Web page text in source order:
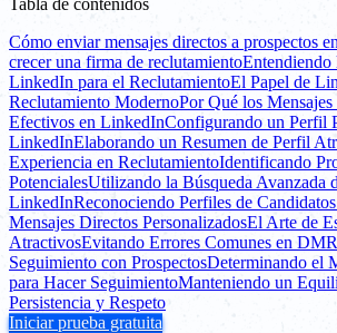
Cómo enviar mensajes directos a prospectos
crecer una firma de reclutamientoEntendiendo
LinkedIn para el ReclutamientoEl Papel de
Reclutamiento ModernoPor Qué los
Efectivos en LinkedInConfigurando un Perfil
LinkedInElaborando un Resumen de Perfil
Experiencia en ReclutamientoIdentificando
PotencialesUtilizando la Búsqueda Avanzada
LinkedInReconociendo Perfiles de
Mensajes Directos PersonalizadosEl Arte de
AtractivosEvitando Errores Comunes en DM
Seguimiento con ProspectosDeterminando el
para Hacer SeguimientoManteniendo un
Persistencia y Respeto
Iniciar prueba gratuita